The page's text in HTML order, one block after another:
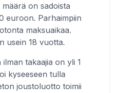
on sadoista
euroon. Parhaimpiin
maksuaikaa.
usein 18 vuotta.
takaajia on yli 1
kyseeseen tulla
joustoluotto toimii